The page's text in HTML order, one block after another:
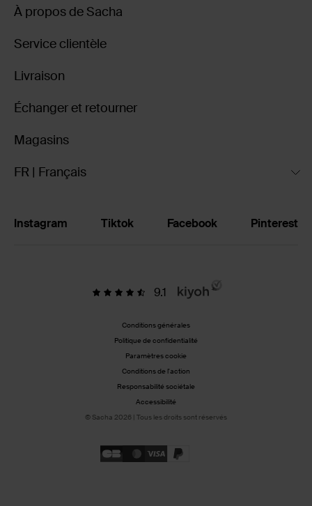
À propos de Sacha
Service clientèle
Livraison
Échanger et retourner
Magasins
FR | Français
Instagram Tiktok Facebook Pinterest
9.1
Conditions générales
Politique de confidentialité
Paramètres cookie
Conditions de l'action
Responsabilité sociétale
Accessibilité
© Sacha 2026 | Tous les droits sont réservés